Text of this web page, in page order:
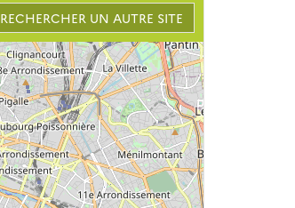
RECHERCHER UN AUTRE SITE